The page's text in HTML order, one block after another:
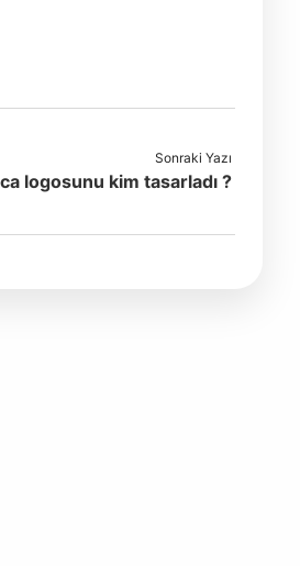
Sonraki Yazı
logosunu kim tasarladı ?